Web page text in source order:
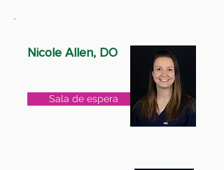
Nicole Allen, DO
Sala de espera